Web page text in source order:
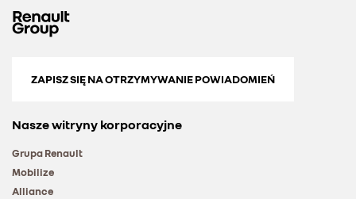
ZAPISZ SIĘ NA OTRZYMYWANIE POWIADOMIEŃ
Nasze witryny korporacyjne
Grupa Renault
Mobilize
Alliance